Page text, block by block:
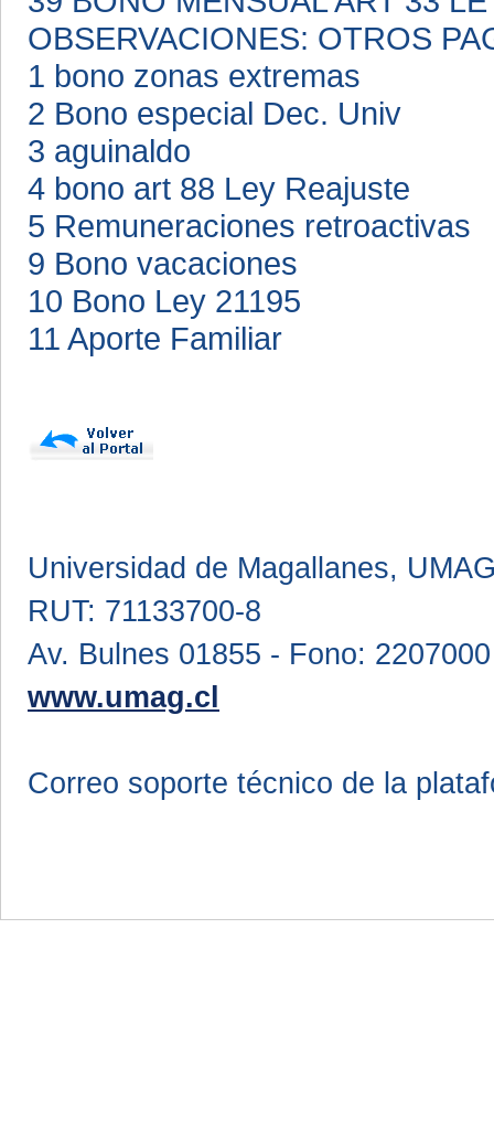
OBSERVACIONES: OTROS
1 bono zonas extremas
2 Bono especial Dec. Univ
3 aguinaldo
4 bono art 88 Ley Reajuste
5 Remuneraciones retroactivas
9 Bono vacaciones
10 Bono Ley 21195
11 Aporte Familiar
Universidad de Magallanes,
RUT: 71133700-8
Av. Bulnes 01855 - Fono: 2207000
www.umag.cl
Correo soporte técnico de la